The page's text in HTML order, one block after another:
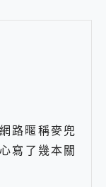
路暱稱麥兜
寫了幾本關